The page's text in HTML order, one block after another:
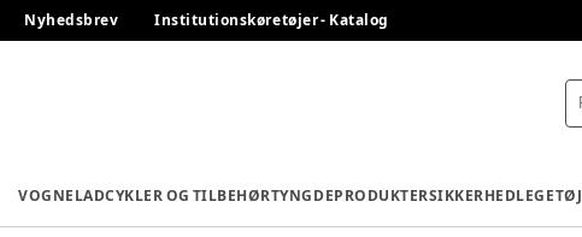
Nyhedsbrev Institutionskøretøjer - Katalog
VOGNELADCYKLER OG TILBEHØRTYNGDEPRODUKTERSIKKERHEDLEGETØJ